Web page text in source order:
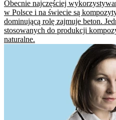
​Obecnie najczęściej
w Polsce i na świecie są
dominującą rolę zajmuje beton.
stosowanych do produkcji
naturalne.